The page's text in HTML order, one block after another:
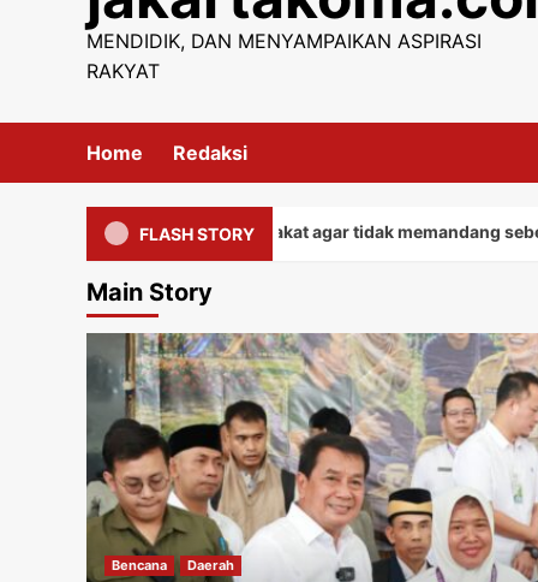
MENDIDIK, DAN MENYAMPAIKAN ASPIRASI
RAKYAT
Home Redaksi
FLASH STORY
seluruh masyarakat agar tidak memandang sebelah mata
Main Story
Bencana Daerah